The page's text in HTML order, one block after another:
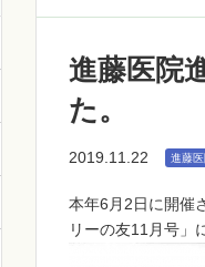
進藤医院
た。
2019.11.22 進藤
本年6月2日に開催
リーの友11月号」